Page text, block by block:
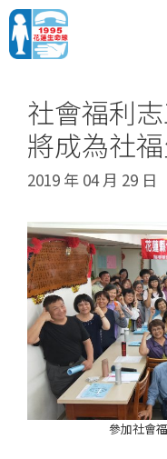
社會福利
將成為社
2019 年 04 月 29 日
參加社會